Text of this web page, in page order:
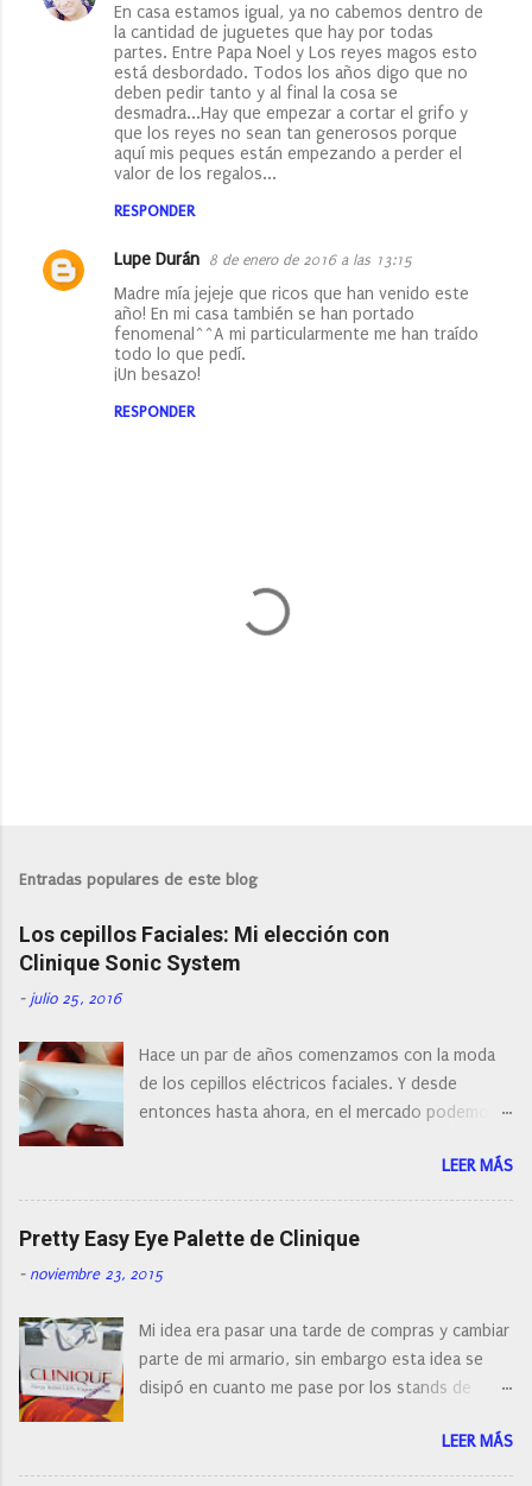
En casa estamos igual, ya no cabemos dentro de
la cantidad de juguetes que hay por todas
partes. Entre Papa Noel y Los reyes magos esto
está desbordado. Todos los años digo que no
deben pedir tanto y al final la cosa se
desmadra...Hay que empezar a cortar el grifo y
que los reyes no sean tan generosos porque
aquí mis peques están empezando a perder el
valor de los regalos...
RESPONDER
Lupe Durán 8 de enero de 2016 a las 13:15
Madre mía jejeje que ricos que han venido este
año! En mi casa también se han portado
fenomenal^^A mi particularmente me han traído
todo lo que pedí.
¡Un besazo!
RESPONDER
l
a
r
n
o
m
e
n
t
a
o
Entradas populares de este blog
Los cepillos Faciales: Mi elección con
Clinique Sonic System
- julio 25, 2016
Hace un par de años comenzamos con la moda
de los cepillos eléctricos faciales. Y desde
entonces hasta ahora, en el mercado podemos
con diferentes características, a pilas, a batería,
cepillos de rotación o de oscilación... y
naturalmente de todos los precios. Existe en la
actualidad tal variedad, que antes de hacer la
compra debemos de hacernos unas preguntas:
post os voy a dar mi opinión de porque elegí mi
cepillo facial de Clinique
LEER MÁS
Pretty Easy Eye Palette de Clinique
- noviembre 23, 2015
Mi idea era pasar una tarde de compras y cambiar
parte de mi armario, sin embargo esta idea se
disipó en cuanto me pase por los stands de
resistirse a esta paleta de colores de Clinique.
LEER MÁS